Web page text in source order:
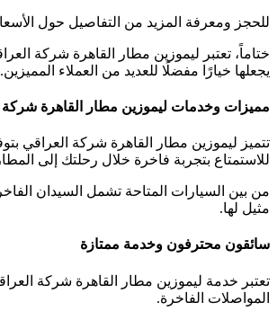
للحجز ومعرفة المزيد من التفاصيل حول
ختاماً، تعتبر ليموزين مطار القاهرة شركة
يجعلها خيارًا مفضلًا للعديد من العملاء المميزين.
مميزات وخدمات ليموزين مطار القاهرة شركة
تتميز ليموزين مطار القاهرة شركة العراقي
للاستمتاع بتجربة فاخرة خلال رحلتك إلى
من بين السيارات المتاحة تشمل السيدان
مثيل لها.
سائقون محترفون وخدمة ممتازة
تعتبر خدمة ليموزين مطار القاهرة شركة
المواصلات الفاخرة.